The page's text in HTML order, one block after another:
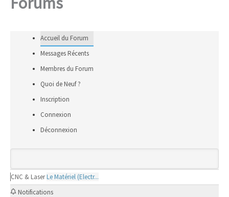
Accueil du Forum
Messages Récents
Membres du Forum
Quoi de Neuf ?
Inscription
Connexion
Déconnexion
CNC & LaserLe Matériel (Electr...
Notifications